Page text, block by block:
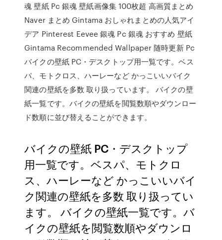
魂 壁紙 Pc 銀魂 壁紙画像集 100枚超 高画質まとめ
Naver まとめ Gintama おしゃれまとめの人気アイ
デア Pinterest Eevee 銀魂 Pc 銀魂 おすすめ 壁紙
Gintama Recommended Wallpaper 随時更新 Pc
バイクの壁紙 PC・デスクトップ用一覧です。ベス
パ、モトクロス、ハーレーなど かっこいいバイク
関連の壁紙を多数 取り扱っています。 バイクの壁
紙一覧です。バイクの壁紙を閲覧数順やダウンロー
ド数順に並び替えることができます。
バイクの壁紙 PC・デスクトップ
用一覧です。ベスパ、モトクロ
ス、ハーレーなど かっこいいバイ
ク関連の壁紙を多数 取り扱ってい
ます。 バイクの壁紙一覧です。バ
イクの壁紙を閲覧数順やダウンロ